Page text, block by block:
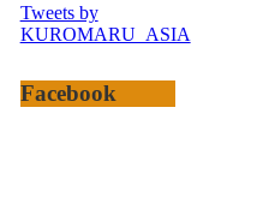
Tweets by
KUROMARU_ASIA
Facebook